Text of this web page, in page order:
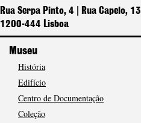
Rua Serpa Pinto, 4 | Rua Capelo, 13
1200-444 Lisboa
Museu
História
Edifício
Centro de Documentação
Coleção